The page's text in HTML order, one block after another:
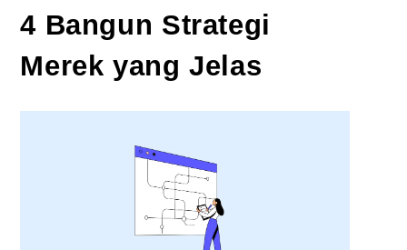
4 Bangun Strategi
Merek yang Jelas